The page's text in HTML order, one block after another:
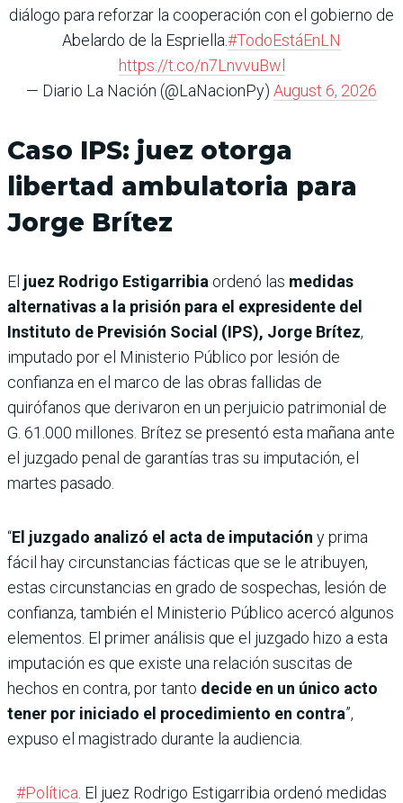
diálogo para reforzar la cooperación con el gobierno de
Abelardo de la Espriella.#TodoEstáEnLN
https://t.co/n7LnvvuBwl
— Diario La Nación (@LaNacionPy) August 6, 2026
Caso IPS: juez otorga
libertad ambulatoria para
Jorge Brítez
El juez Rodrigo Estigarribia ordenó las medidas
alternativas a la prisión para el expresidente del
Instituto de Previsión Social (IPS), Jorge Brítez,
imputado por el Ministerio Público por lesión de
confianza en el marco de las obras fallidas de
quirófanos que derivaron en un perjuicio patrimonial de
G. 61.000 millones. Brítez se presentó esta mañana ante
el juzgado penal de garantías tras su imputación, el
martes pasado.
“El juzgado analizó el acta de imputación y prima
fácil hay circunstancias fácticas que se le atribuyen,
estas circunstancias en grado de sospechas, lesión de
confianza, también el Ministerio Público acercó algunos
elementos. El primer análisis que el juzgado hizo a esta
imputación es que existe una relación suscitas de
hechos en contra, por tanto decide en un único acto
tener por iniciado el procedimiento en contra”,
expuso el magistrado durante la audiencia.
#Política . El juez Rodrigo Estigarribia ordenó medidas